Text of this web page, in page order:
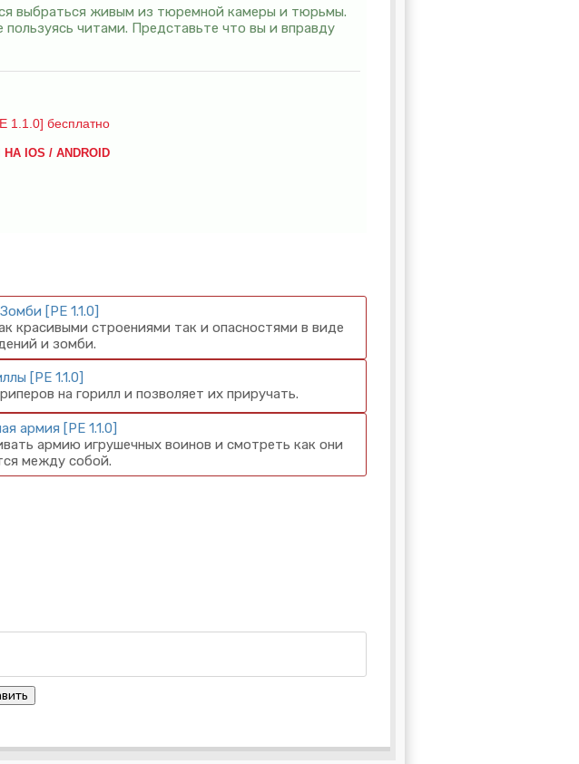
выбраться живым из тюремной камеры и тюрьмы.
читами. Представьте что вы и вправду
1.1.0] бесплатно
IOS / ANDROID
[PE 1.1.0]
красивыми строениями так и опасностями в виде
и зомби.
[PE 1.1.0]
на горилл и позволяет их приручать.
армия [PE 1.1.0]
армию игрушечных воинов и смотреть как они
между собой.